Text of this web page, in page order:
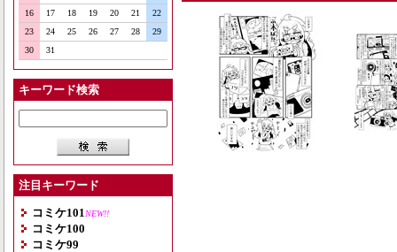
16
17 18 19 20 21
22
23
24 25 26 27 28
29
30
31
キーワード検索
注目キーワード
コミケ101 NEW!!
コミケ100
コミケ99